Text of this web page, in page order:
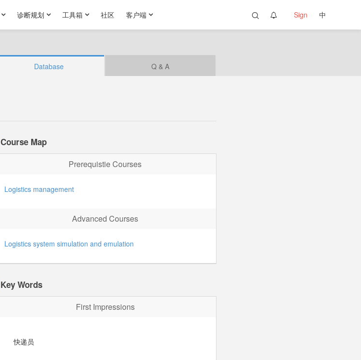
诊断规划 工具箱 社区 客户端 中
Sign
Database Q & A
Course Map
Prerequistie Courses
Logistics management
Advanced Courses
Logistics system simulation and emulation
Key Words
First Impressions
快递员